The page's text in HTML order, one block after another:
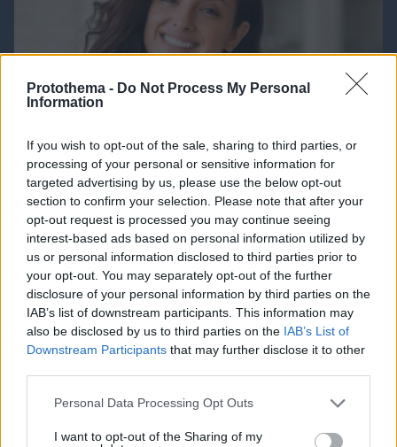
Protothema - Do Not Process My Personal
Information
If you wish to opt-out of the sale, sharing to third parties, or
processing of your personal or sensitive information for
targeted advertising by us, please use the below opt-out
section to confirm your selection. Please note that after your
opt-out request is processed you may continue seeing
interest-based ads based on personal information utilized by
us or personal information disclosed to third parties prior to
your opt-out. You may separately opt-out of the further
disclosure of your personal information by third parties on the
IAB’s list of downstream participants. This information may
also be disclosed by us to third parties on the IAB’s List of
Downstream Participants that may further disclose it to other
Please note that this website/app uses one or more Google
not limited to your visit or usage behaviour. You may click to
Personal Data Processing Opt Outs
I want to opt-out of the Sharing of my
Τα φρούτα που επιλέγουν 4 ενδοκρινολόγοι για
καλύτερο έλεγχο του σακχάρου – Το ένα μειώνει
το λίπος στην κοιλιά
06.08.2026, 08:01